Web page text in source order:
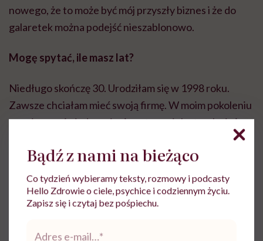
nowego, że to może być mój przyszły biznes i że do
galaretek można podejść nieszablonowo.
Mogę spytać, ile masz lat?
Niedługo skończę 30. Urodziłam się w 1998 roku.
Zawsze chciałam mieć swoją firmę. W moim pokoleniu
panuje przeświadczenie, że w tym wieku trzeba już
O rany, niezła presja.
Jest presja. Pracuję od pierwszego roku studiów i gdy
się na bezrobociu. Ta myśl – „od dziś jestem
Bądź z nami na bieżąco
Co tydzień wybieramy teksty, rozmowy i podcasty
Hello Zdrowie o ciele, psychice i codziennym życiu.
Zapisz się i czytaj bez pośpiechu.